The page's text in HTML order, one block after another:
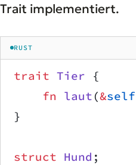
Trait implementiert.
RUST
trait Tier {
    fn
laut(&self
}
struct Hund ;